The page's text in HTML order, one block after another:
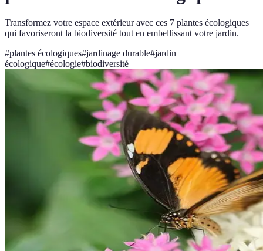
Transformez votre espace extérieur avec ces 7 plantes écologiques
qui favoriseront la biodiversité tout en embellissant votre jardin.
#plantes écologiques#jardinage durable#jardin
écologique#écologie#biodiversité